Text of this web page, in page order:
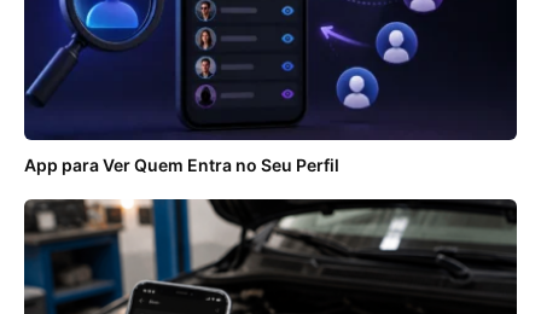
App para Ver Quem Entra no Seu Perfil